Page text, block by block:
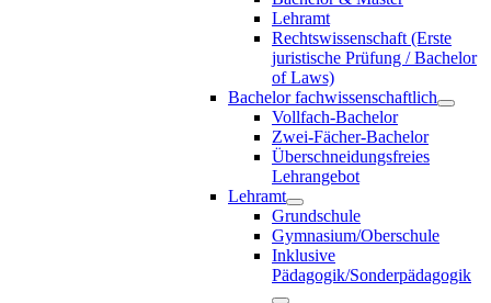
Lehramt
Rechtswissenschaft (Erste
juristische Prüfung / Bachelor
of Laws)
Bachelor fachwissenschaftlich
Vollfach-Bachelor
Zwei-Fächer-Bachelor
Überschneidungsfreies
Lehrangebot
Lehramt
Grundschule
Gymnasium/Oberschule
Inklusive
Pädagogik/Sonderpädagogik